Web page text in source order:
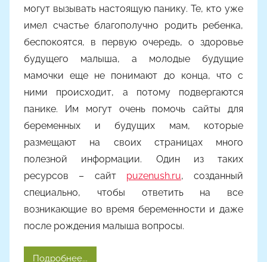
могут вызывать настоящую панику. Те, кто уже
имел счастье благополучно родить ребенка,
беспокоятся, в первую очередь, о здоровье
будущего малыша, а молодые будущие
мамочки еще не понимают до конца, что с
ними происходит, а потому подвергаются
панике. Им могут очень помочь сайты для
беременных и будущих мам, которые
размещают на своих страницах много
полезной информации. Один из таких
ресурсов – сайт puzenush.ru, созданный
специально, чтобы ответить на все
возникающие во время беременности и даже
после рождения малыша вопросы.
Подробнее...